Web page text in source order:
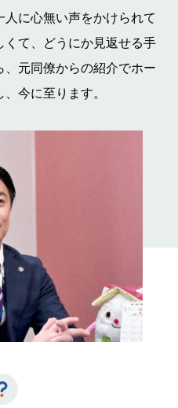
に心無い声をかけられて
て、どうにか見返せる手
元同僚からの紹介でホー
今に至ります。